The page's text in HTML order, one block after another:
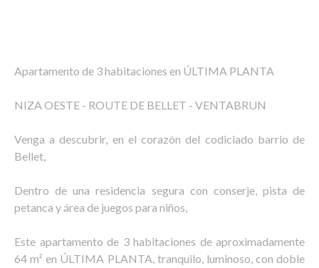
Apartamento de 3 habitaciones en ÚLTIMA PLANTA
NIZA OESTE - ROUTE DE BELLET - VENTABRUN
Venga a descubrir, en el corazón del codiciado barrio de
Bellet,
Dentro de una residencia segura con conserje, pista de
petanca y área de juegos para niños,
Este apartamento de 3 habitaciones de aproximadamente
64 m² en ÚLTIMA PLANTA, tranquilo, luminoso, con doble